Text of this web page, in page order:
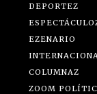
DEPORTEZ
EZENARIO
COLUMNAZ
ZOOM